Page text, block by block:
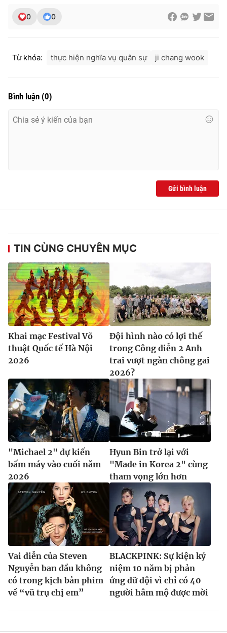
Thị trường 24h
VTV8
Liên hệ tòa soạn
Cơ quan báo chí:
Thời báo VTV
Giấy phép hoạt động báo in và báo điện tử số 483/GP-BTTTT
cấp ngày 29/12/2023
Tổng Biên tập:Vũ Thanh Thủy
Phó Tổng Biên tập:Nguyễn Thị Mỹ Hạnh, Phạm Quốc Thắng,
Nguyễn Trọng Ninh
Tổng đài VTV:024.38 355 931 - 024.38 355 932
Ðiện thoại Thời báo VTV:024.66 897 897
Email:toasoan@vtv.vn
Liên hệ quảng cáo:
024-7300.7108
® Cấm sao chép dưới mọi hình thức nếu không có sự chấp
thuận bằng văn bản. Ghi rõ nguồn VTV.vn khi phát hành lại
thông tin từ website này.
0 0
Từ khóa: thực hiện nghĩa vụ quân sự ji chang wook
Bình luận (0)
Gửi bình luận
TIN CÙNG CHUYÊN MỤC
Khai mạc Festival Võ
thuật Quốc tế Hà Nội
2026
Đội hình nào có lợi thế
trong Công diễn 2 Anh
trai vượt ngàn chông gai
2026?
"Michael 2" dự kiến
bấm máy vào cuối năm
2026
Hyun Bin trở lại với
"Made in Korea 2" cùng
tham vọng lớn hơn
Vai diễn của Steven
Nguyễn ban đầu không
có trong kịch bản phim
về “vũ trụ chị em”
BLACKPINK: Sự kiện kỷ
niệm 10 năm bị phản
ứng dữ dội vì chỉ có 40
người hâm mộ được mời